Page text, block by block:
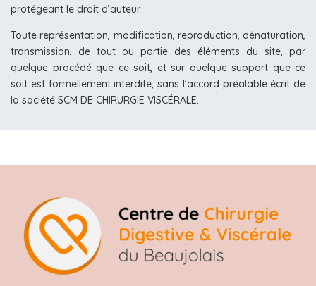
protégeant le droit d’auteur.
Toute représentation, modification, reproduction, dénaturation,
transmission, de tout ou partie des éléments du site, par
quelque procédé que ce soit, et sur quelque support que ce
soit est formellement interdite, sans l’accord préalable écrit de
la société SCM DE CHIRURGIE VISCÉRALE.